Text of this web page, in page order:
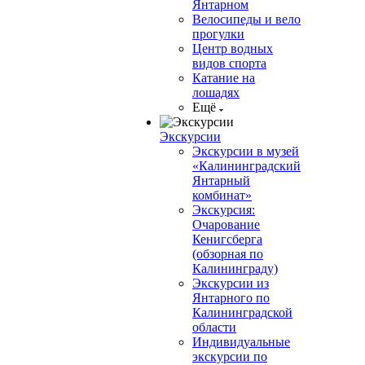
Янтарном
Велосипеды и вело
прогулки
Центр водных
видов спорта
Катание на
лошадях
Ещё
Экскурсии
Экскурсии в музей
«Калининградский
Янтарный
комбинат»
Экскурсия:
Очарование
Кенигсберга
(обзорная по
Калининграду)
Экскурсии из
Янтарного по
Калининградской
области
Индивидуальные
экскурсии по